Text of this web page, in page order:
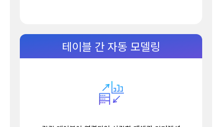
테이블 간 자동 모델링